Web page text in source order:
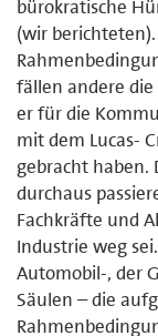
bürokratische
(wir
fällen andere die
er für die
mit dem Lucas-
gebracht haben.
durchaus
Fachkräfte und
Industrie weg
Automobil-, der
Säulen – die